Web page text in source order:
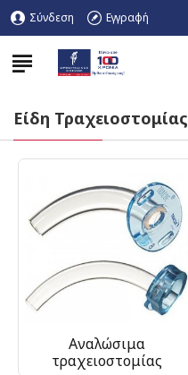
Σύνδεση Εγγραφή
Είδη Τραχειοστομίας
Αναλώσιμα
τραχειοστομίας